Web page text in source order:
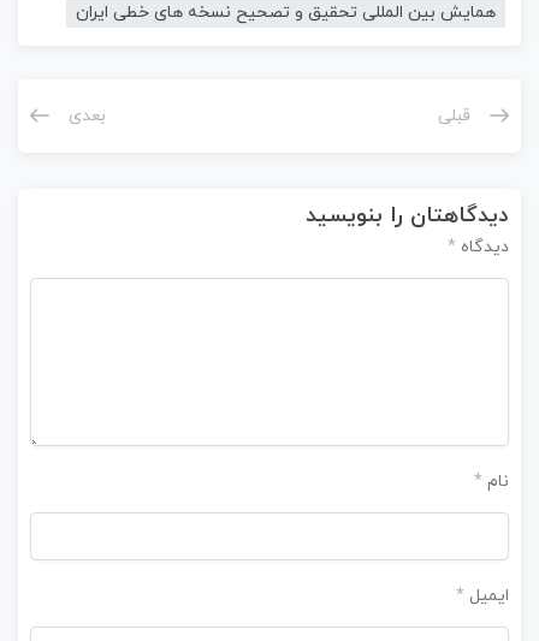
همایش بین المللی تحقیق و تصحیح نسخه های خطی ایران
قبلی بعدی
دیدگاهتان را بنویسید
دیدگاه *
نام *
ایمیل *